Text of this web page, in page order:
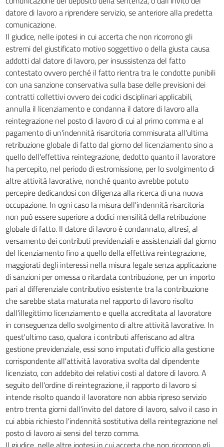
datore di lavoro a riprendere servizio, se anteriore alla predetta
comunicazione.
Il giudice, nelle ipotesi in cui accerta che non ricorrono gli
estremi del giustificato motivo soggettivo o della giusta causa
addotti dal datore di lavoro, per insussistenza del fatto
contestato ovvero perché il fatto rientra tra le condotte punibili
con una sanzione conservativa sulla base delle previsioni dei
contratti collettivi ovvero dei codici disciplinari applicabili,
annulla il licenziamento e condanna il datore di lavoro alla
reintegrazione nel posto di lavoro di cui al primo comma e al
pagamento di un'indennità risarcitoria commisurata all'ultima
retribuzione globale di fatto dal giorno del licenziamento sino a
quello dell'effettiva reintegrazione, dedotto quanto il lavoratore
ha percepito, nel periodo di estromissione, per lo svolgimento di
altre attività lavorative, nonché quanto avrebbe potuto
percepire dedicandosi con diligenza alla ricerca di una nuova
occupazione. In ogni caso la misura dell'indennità risarcitoria
non può essere superiore a dodici mensilità della retribuzione
globale di fatto. Il datore di lavoro è condannato, altresì, al
versamento dei contributi previdenziali e assistenziali dal giorno
del licenziamento fino a quello della effettiva reintegrazione,
maggiorati degli interessi nella misura legale senza applicazione
di sanzioni per omessa o ritardata contribuzione, per un importo
pari al differenziale contributivo esistente tra la contribuzione
che sarebbe stata maturata nel rapporto di lavoro risolto
dall'illegittimo licenziamento e quella accreditata al lavoratore
in conseguenza dello svolgimento di altre attività lavorative. In
quest'ultimo caso, qualora i contributi afferiscano ad altra
gestione previdenziale, essi sono imputati d'ufficio alla gestione
corrispondente all'attività lavorativa svolta dal dipendente
licenziato, con addebito dei relativi costi al datore di lavoro. A
seguito dell'ordine di reintegrazione, il rapporto di lavoro si
intende risolto quando il lavoratore non abbia ripreso servizio
entro trenta giorni dall'invito del datore di lavoro, salvo il caso in
cui abbia richiesto l'indennità sostitutiva della reintegrazione nel
posto di lavoro ai sensi del terzo comma.